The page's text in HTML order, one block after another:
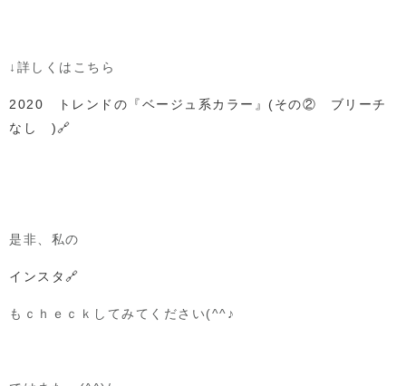
↓詳しくはこちら
2020 トレンドの『ベージュ系カラー』(その② ブリーチ
なし )🔗
是非、私の
インスタ🔗
もｃｈｅｃｋしてみてください(^^♪